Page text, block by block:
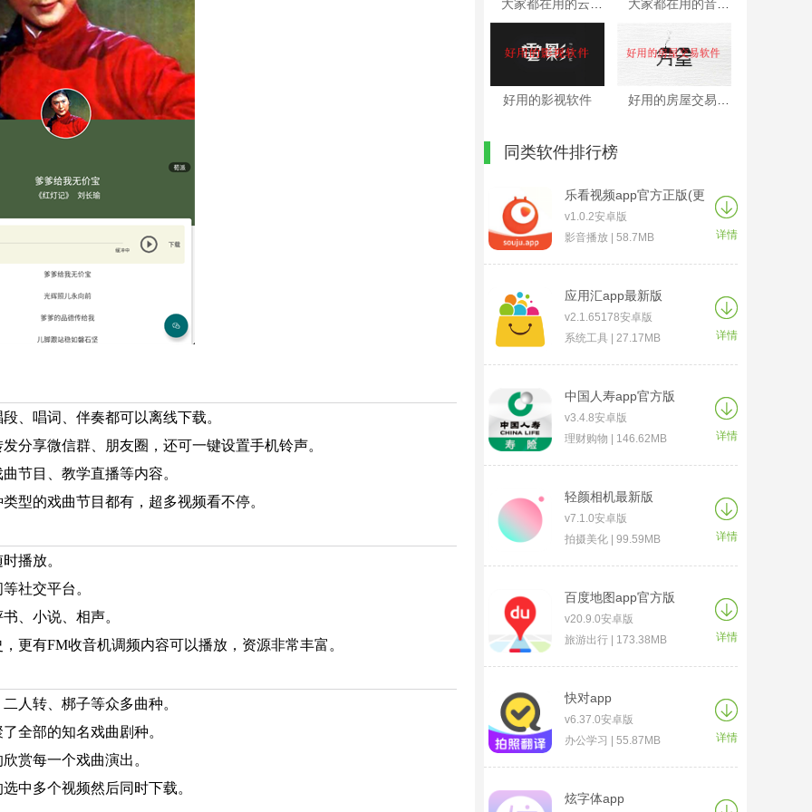
、唱词、伴奏都可以离线下载。
分享微信群、朋友圈，还可一键设置手机铃声。
节目、教学直播等内容。
型的戏曲节目都有，超多视频看不停。
播放。
社交平台。
、小说、相声。
更有FM收音机调频内容可以播放，资源非常丰富。
人转、梆子等众多曲种。
全部的知名戏曲剧种。
赏每一个戏曲演出。
中多个视频然后同时下载。
好用的影视软件
同类软件排行榜
乐看视频app官方正版(更
名为搜剧)
v1.0.2安卓版
影音播放 | 58.7MB
详情
应用汇app最新版
v2.1.65178安卓版
系统工具 | 27.17MB
详情
中国人寿app官方版
v3.4.8安卓版
理财购物 | 146.62MB
详情
轻颜相机最新版
v7.1.0安卓版
拍摄美化 | 99.59MB
详情
百度地图app官方版
v20.9.0安卓版
旅游出行 | 173.38MB
详情
快对app
v6.37.0安卓版
办公学习 | 55.87MB
详情
炫字体app